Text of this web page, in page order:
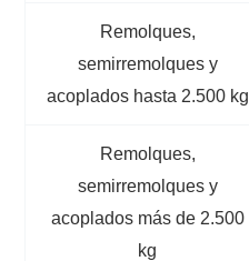
Remolques,
semirremolques y
acoplados hasta 2.500 kg
Remolques,
semirremolques y
acoplados más de 2.500
kg